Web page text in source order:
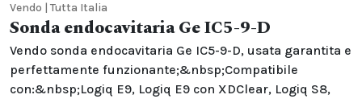
Vendo | Tutta Italia
Sonda endocavitaria Ge IC5-9-D
Vendo sonda endocavitaria Ge IC5-9-D, usata garantita e
perfettamente funzionante;&nbsp;Compatibile
con:&nbsp;Logiq E9, Logiq E9 con XDClear, Logiq S8,